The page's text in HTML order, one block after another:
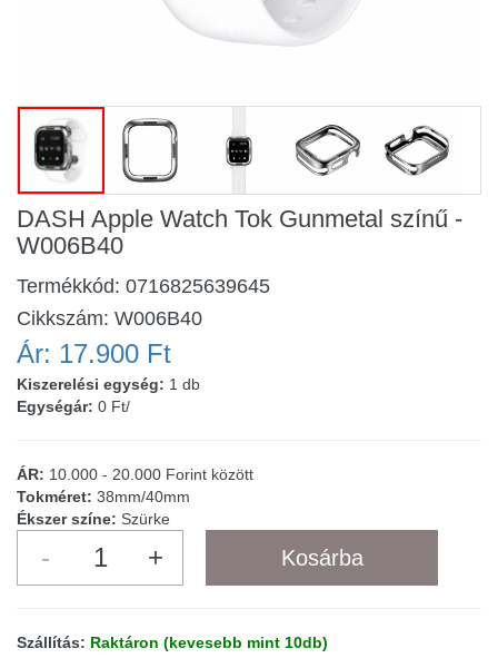
DASH Apple Watch Tok Gunmetal színű -
W006B40
Termékkód: 0716825639645
Cikkszám: W006B40
Ár: 17.900 Ft
Kiszerelési egység: 1 db
Egységár: 0 Ft/
ÁR: 10.000 - 20.000 Forint között
Tokméret: 38mm/40mm
Ékszer színe: Szürke
Szállítás: Raktáron (kevesebb mint 10db)